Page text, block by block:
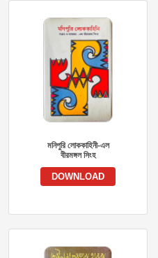
মনিপুরি লোককাহিনী-এল
বীরমঙ্গল সিংহ
DOWNLOAD